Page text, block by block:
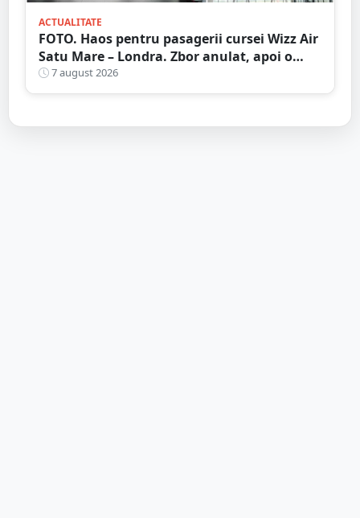
ACTUALITATE
FOTO. Haos pentru pasagerii cursei Wizz Air
Satu Mare – Londra. Zbor anulat, apoi o
nouă întârziere. Fără explicații clare
7 august 2026